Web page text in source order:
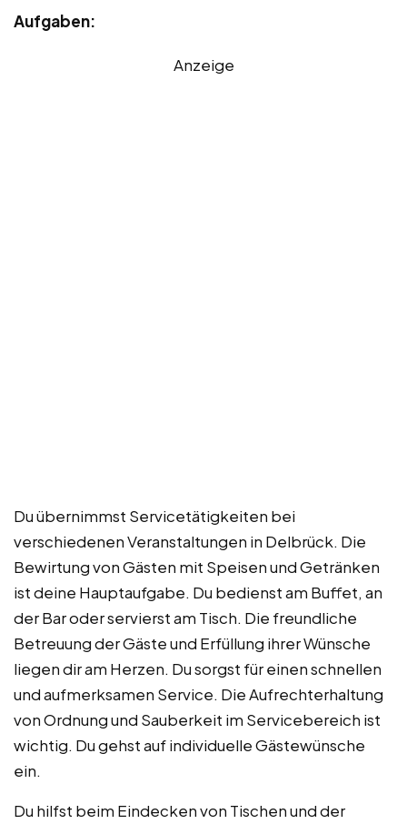
Aufgaben:
Anzeige
Du übernimmst Servicetätigkeiten bei
verschiedenen Veranstaltungen in Delbrück. Die
Bewirtung von Gästen mit Speisen und Getränken
ist deine Hauptaufgabe. Du bedienst am Buffet, an
der Bar oder servierst am Tisch. Die freundliche
Betreuung der Gäste und Erfüllung ihrer Wünsche
liegen dir am Herzen. Du sorgst für einen schnellen
und aufmerksamen Service. Die Aufrechterhaltung
von Ordnung und Sauberkeit im Servicebereich ist
wichtig. Du gehst auf individuelle Gästewünsche
ein.
Du hilfst beim Eindecken von Tischen und der